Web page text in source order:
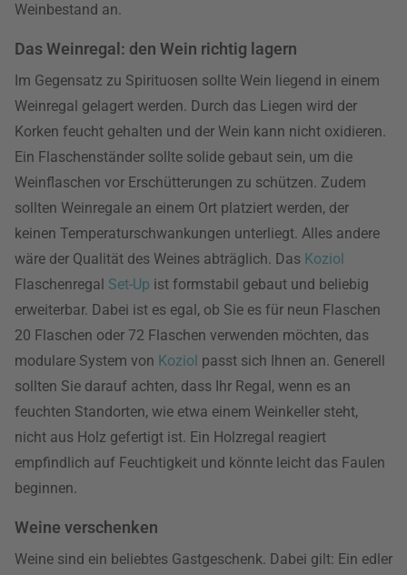
Weinbestand an.
Das Weinregal: den Wein richtig lagern
Im Gegensatz zu Spirituosen sollte Wein liegend in einem
Weinregal gelagert werden. Durch das Liegen wird der
Korken feucht gehalten und der Wein kann nicht oxidieren.
Ein Flaschenständer sollte solide gebaut sein, um die
Weinflaschen vor Erschütterungen zu schützen. Zudem
sollten Weinregale an einem Ort platziert werden, der
keinen Temperaturschwankungen unterliegt. Alles andere
wäre der Qualität des Weines abträglich. Das Koziol
Flaschenregal Set-Up ist formstabil gebaut und beliebig
erweiterbar. Dabei ist es egal, ob Sie es für neun Flaschen
20 Flaschen oder 72 Flaschen verwenden möchten, das
modulare System von Koziol passt sich Ihnen an. Generell
sollten Sie darauf achten, dass Ihr Regal, wenn es an
feuchten Standorten, wie etwa einem Weinkeller steht,
nicht aus Holz gefertigt ist. Ein Holzregal reagiert
empfindlich auf Feuchtigkeit und könnte leicht das Faulen
beginnen.
Weine verschenken
Weine sind ein beliebtes Gastgeschenk. Dabei gilt: Ein edler